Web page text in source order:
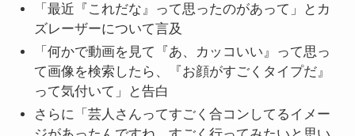
「最近『これだな』って思ったのがあって」とカ
ズレーザーについて言及
「何かで動画を見て『あ、カッコいい』って思っ
て画像を検索したら、『お顔がすごくタイプだ』
って気付いて」と告白
さらに「芸人さんってすごく合コンしてるイメー